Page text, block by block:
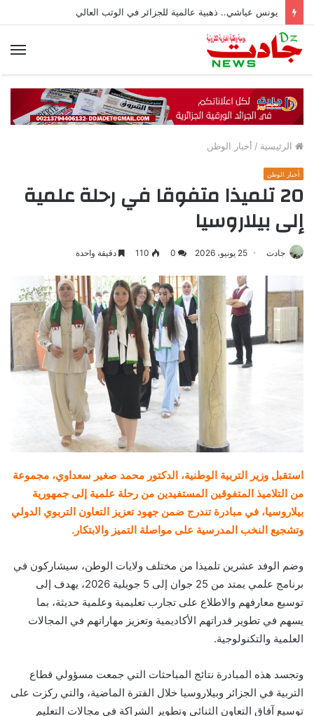
يونس عياشي.. ذهبية عالمية للجزائر في الوثب العالي
الرئيسية / أخبار الوطن
أخبار الوطن
20 تلميذا متفوقا في رحلة علمية
إلى بيلاروسيا
جادت 25 يونيو، 2026 0
110 دقيقة واحدة
استقبل وزير التربية الوطنية، الدكتور محمد صغير سعداوي، مجموعة
من التلاميذ المتفوقين المستفيدين من رحلة علمية إلى جمهورية
بيلاروسيا، في مبادرة تندرج ضمن جهود تعزيز التعاون التربوي الدولي
وتشجيع النخب المدرسية على مواصلة التميز والابتكار.
وضم الوفد عشرين تلميذا من مختلف ولايات الوطن، سيشاركون في
برنامج علمي يمتد من 25 جوان إلى 5 جويلية 2026، يهدف إلى
توسيع معارفهم والاطلاع على تجارب تعليمية وعلمية حديثة، بما
يسهم في تطوير قدراتهم الأكاديمية وتعزيز مهاراتهم في المجالات
العلمية والتكنولوجية.
وتجسد هذه المبادرة نتائج المباحثات التي جمعت مسؤولي قطاع
التربية في الجزائر وبيلاروسيا خلال الفترة الماضية، والتي ركزت على
توسيع آفاق التعاون الثنائي وتطوير الشراكة في مجالات التعليم